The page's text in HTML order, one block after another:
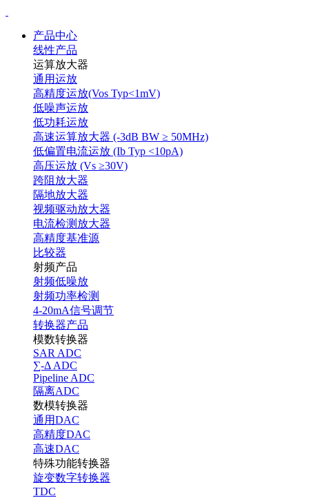
产品中心
线性产品
运算放大器
通用运放
高精度运放(Vos Typ<1mV)
低噪声运放
低功耗运放
高速运算放大器 (-3dB BW ≥ 50MHz)
低偏置电流运放 (Ib Typ <10pA)
高压运放 (Vs ≥30V)
跨阻放大器
隔地放大器
视频驱动放大器
电流检测放大器
高精度基准源
比较器
射频产品
射频低噪放
射频功率检测
4-20mA信号调节
转换器产品
模数转换器
SAR ADC
∑-Δ ADC
Pipeline ADC
隔离ADC
数模转换器
通用DAC
高精度DAC
高速DAC
特殊功能转换器
旋变数字转换器
TDC